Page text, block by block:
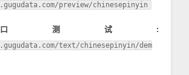
preview/chinesepinyin
测试:
text/chinesepinyin/dem